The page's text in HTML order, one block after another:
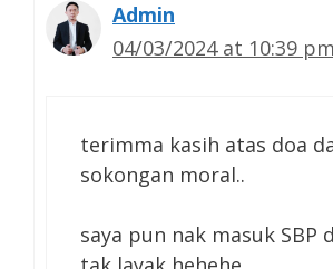
Admin
04/03/2024 at 10:39 pm
terimma kasih atas doa
sokongan moral..
saya pun nak masuk SBP